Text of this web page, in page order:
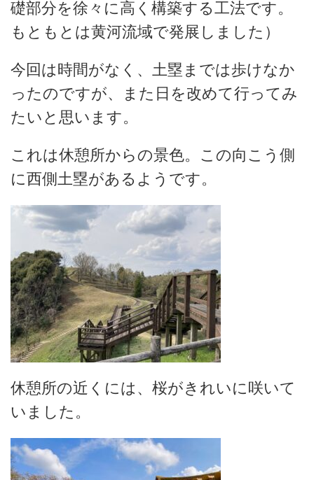
礎部分を徐々に高く構築する工法です。
もともとは黄河流域で発展しました）
今回は時間がなく、土塁までは歩けなか
ったのですが、また日を改めて行ってみ
たいと思います。
これは休憩所からの景色。この向こう側
に西側土塁があるようです。
休憩所の近くには、桜がきれいに咲いて
いました。